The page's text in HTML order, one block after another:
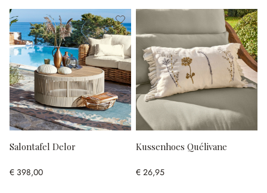
Salontafel Delor
€ 398,00
Kussenhoes Quélivane
€ 26,95